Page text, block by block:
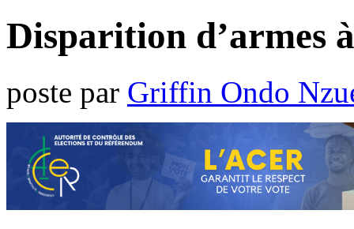
Disparition d’armes
poste par Griffin Ondo